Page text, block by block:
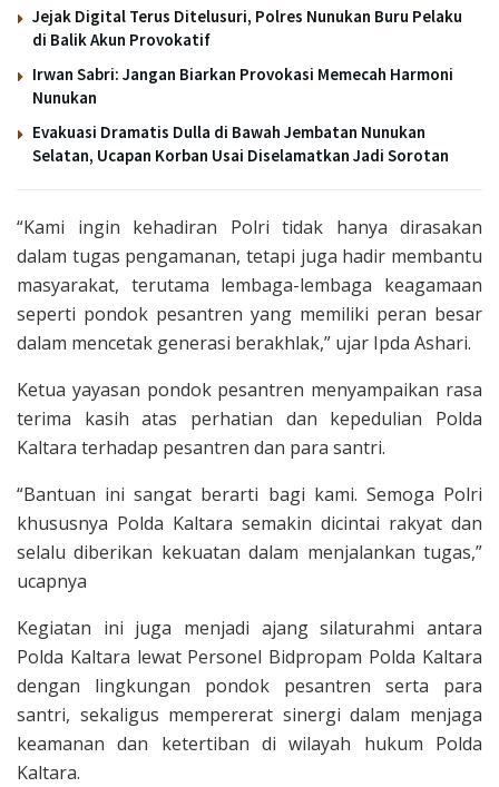
Jejak Digital Terus Ditelusuri, Polres Nunukan Buru Pelaku
di Balik Akun Provokatif
Irwan Sabri: Jangan Biarkan Provokasi Memecah Harmoni
Nunukan
Evakuasi Dramatis Dulla di Bawah Jembatan Nunukan
Selatan, Ucapan Korban Usai Diselamatkan Jadi Sorotan
“Kami ingin kehadiran Polri tidak hanya dirasakan
dalam tugas pengamanan, tetapi juga hadir membantu
masyarakat, terutama lembaga-lembaga keagamaan
seperti pondok pesantren yang memiliki peran besar
dalam mencetak generasi berakhlak,” ujar Ipda Ashari.
Ketua yayasan pondok pesantren menyampaikan rasa
terima kasih atas perhatian dan kepedulian Polda
Kaltara terhadap pesantren dan para santri.
“Bantuan ini sangat berarti bagi kami. Semoga Polri
khususnya Polda Kaltara semakin dicintai rakyat dan
selalu diberikan kekuatan dalam menjalankan tugas,”
ucapnya
Kegiatan ini juga menjadi ajang silaturahmi antara
Polda Kaltara lewat Personel Bidpropam Polda Kaltara
dengan lingkungan pondok pesantren serta para
santri, sekaligus mempererat sinergi dalam menjaga
keamanan dan ketertiban di wilayah hukum Polda
Kaltara.